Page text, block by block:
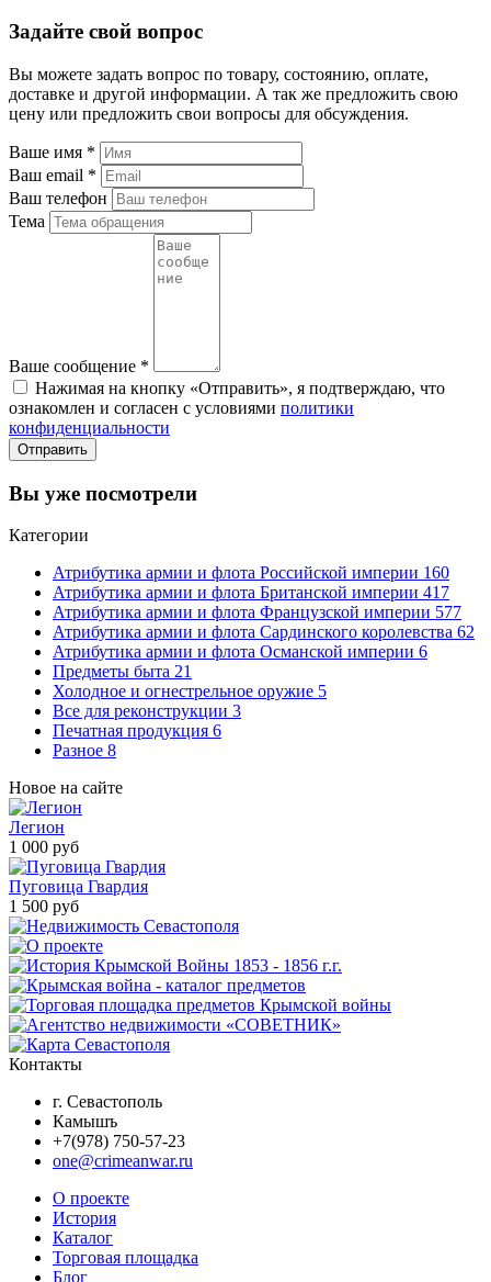
Задайте свой вопрос
Вы можете задать вопрос по товару, состоянию, оплате,
доставке и другой информации. А так же предложить свою
цену или предложить свои вопросы для обсуждения.
Ваше имя *
Ваш email *
Ваш телефон
Тема
Ваше сообщение *
Нажимая на кнопку «Отправить», я подтверждаю, что
ознакомлен и согласен с условиями политики
конфиденциальности
Отправить
Вы уже посмотрели
Категории
Атрибутика армии и флота Российской империи 160
Атрибутика армии и флота Британской империи 417
Атрибутика армии и флота Французской империи 577
Атрибутика армии и флота Сардинского королевства 62
Атрибутика армии и флота Османской империи 6
Предметы быта 21
Холодное и огнестрельное оружие 5
Все для реконструкции 3
Печатная продукция 6
Разное 8
Новое на сайте
Легион
1 000 руб
Пуговица Гвардия
1 500 руб
Контакты
г. Севастополь
Камышъ
+7(978) 750-57-23
one@crimeanwar.ru
О проекте
История
Каталог
Торговая площадка
Блог